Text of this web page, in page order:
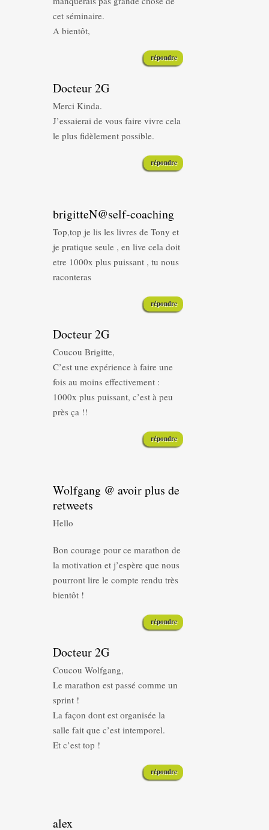
cet séminaire.
A bientôt,
répondre
Docteur 2G
Merci Kinda.
J’essaierai de vous faire vivre cela
le plus fidèlement possible.
répondre
brigitteN@self-coaching
Top,top je lis les livres de Tony et
je pratique seule , en live cela doit
etre 1000x plus puissant , tu nous
raconteras
répondre
Docteur 2G
Coucou Brigitte,
C’est une expérience à faire une
fois au moins effectivement :
1000x plus puissant, c’est à peu
près ça !!
répondre
Wolfgang @ avoir plus de
retweets
Hello
Bon courage pour ce marathon de
la motivation et j’espère que nous
pourront lire le compte rendu très
bientôt !
répondre
Docteur 2G
Coucou Wolfgang,
Le marathon est passé comme un
sprint !
La façon dont est organisée la
salle fait que c’est intemporel.
Et c’est top !
répondre
alex